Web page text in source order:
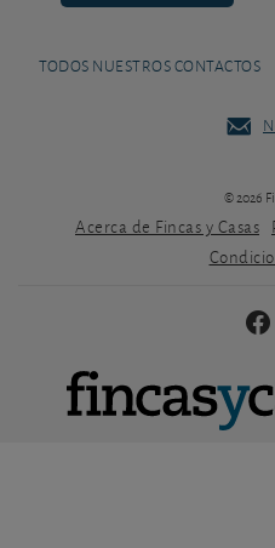
TODOS NUESTROS CONTACTOS
© 2026
Acerca de Fincas y Casas